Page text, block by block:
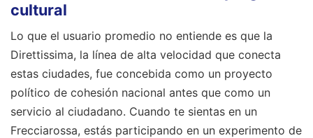
cultural
Lo que el usuario promedio no entiende es que la
Direttissima, la línea de alta velocidad que conecta
estas ciudades, fue concebida como un proyecto
político de cohesión nacional antes que como un
servicio al ciudadano. Cuando te sientas en un
Frecciarossa, estás participando en un experimento de